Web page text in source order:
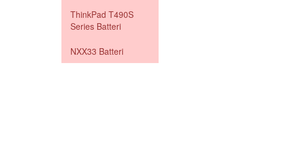
ThinkPad T490S
Series Batteri
NXX33 Batteri